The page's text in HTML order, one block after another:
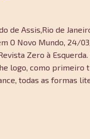
de Assis,Rio de
O Novo Mundo, 24/
Zero à Esquerda.
logo, como primeiro
todas as formas